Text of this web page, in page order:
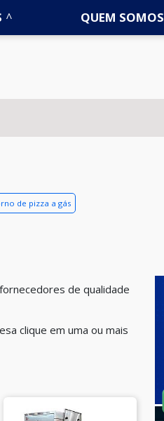
QUEM SOMOS
de pizza a gás
de qualidade
clique em uma ou mais